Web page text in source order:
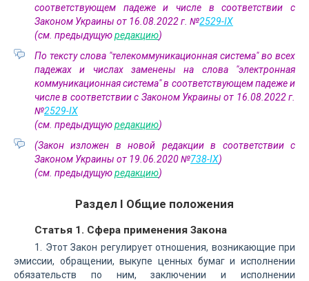
соответствующем падеже и числе в соответствии с
Законом Украины от 16.08.2022 г. №2529-IX
(см. предыдущуюредакцию)
По тексту слова "телекоммуникационная система" во всех
падежах и числах заменены на слова "электронная
коммуникационная система" в соответствующем падеже и
числе в соответствии с Законом Украины от 16.08.2022 г.
№2529-IX
(см. предыдущуюредакцию)
(Закон изложен в новой редакции в соответствии с
Законом Украины от 19.06.2020 №738-IX)
(см. предыдущуюредакцию)
Раздел I Общие положения
Статья 1. Сфера применения Закона
1. Этот Закон регулирует отношения, возникающие при
эмиссии, обращении, выкупе ценных бумаг и исполнении
обязательств по ним, заключении и исполнении